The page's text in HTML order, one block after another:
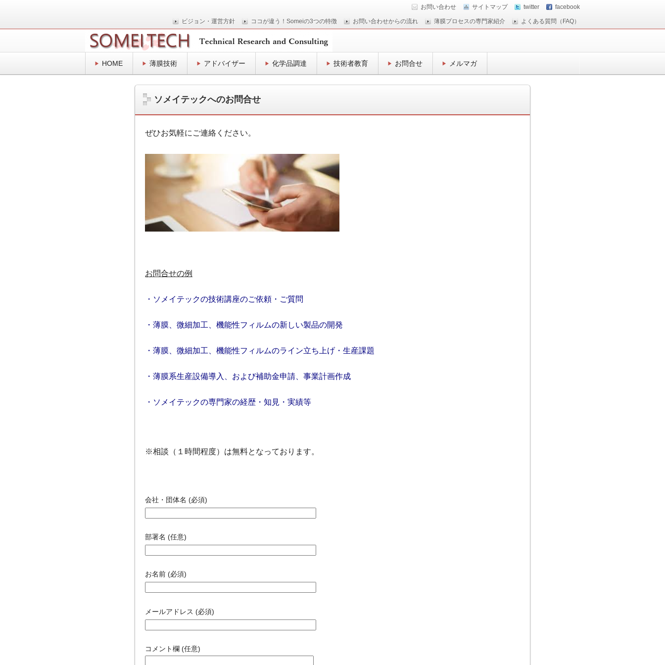
お問い合わせ サイトマップ twitter facebook
ビジョン・運営方針 ココが違う！Someiの3つの特徴 お問い合わせからの流れ 薄膜プロセスの専門家紹介 よくある質問（FAQ）
SOMEITEC
表面プロセスの技術士事務所
HOME 薄膜技術 アドバイザー 化学品調達 技術者教育 お問合せ メルマガ
ソメイテックへのお問合せ
ぜひお気軽にご連絡ください。
お問合せの例
・ソメイテックの技術講座のご依頼・ご質問
・薄膜、微細加工、機能性フィルムの新しい製品の開発
・薄膜、微細加工、機能性フィルムのライン立ち上げ・生産課題
・薄膜系生産設備導入、および補助金申請、事業計画作成
・ソメイテックの専門家の経歴・知見・実績等
※相談（１時間程度）は無料となっております。
会社・団体名 (必須)
部署名 (任意)
お名前 (必須)
メールアドレス (必須)
コメント欄 (任意)